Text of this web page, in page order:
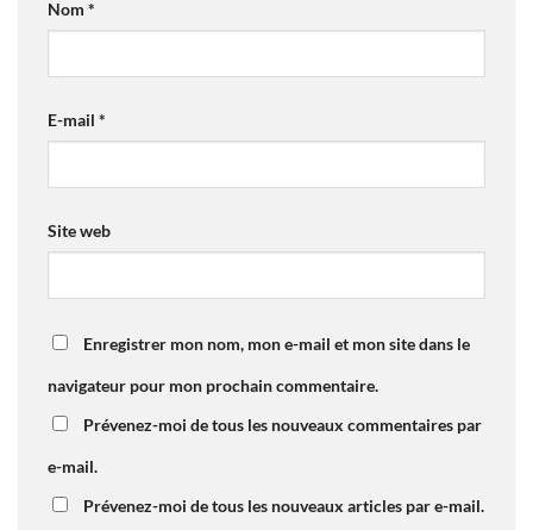
Nom *
E-mail *
Site web
Enregistrer mon nom, mon e-mail et mon site dans le
navigateur pour mon prochain commentaire.
Prévenez-moi de tous les nouveaux commentaires par
e-mail.
Prévenez-moi de tous les nouveaux articles par e-mail.